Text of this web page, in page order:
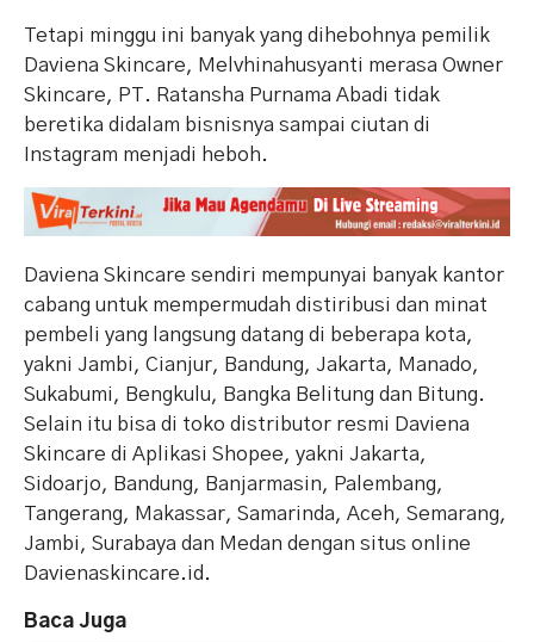
Tetapi minggu ini banyak yang dihebohnya pemilik
Daviena Skincare, Melvhinahusyanti merasa Owner
Skincare, PT. Ratansha Purnama Abadi tidak
beretika didalam bisnisnya sampai ciutan di
Instagram menjadi heboh.
Daviena Skincare sendiri mempunyai banyak kantor
cabang untuk mempermudah distiribusi dan minat
pembeli yang langsung datang di beberapa kota,
yakni Jambi, Cianjur, Bandung, Jakarta, Manado,
Sukabumi, Bengkulu, Bangka Belitung dan Bitung.
Selain itu bisa di toko distributor resmi Daviena
Skincare di Aplikasi Shopee, yakni Jakarta,
Sidoarjo, Bandung, Banjarmasin, Palembang,
Tangerang, Makassar, Samarinda, Aceh, Semarang,
Jambi, Surabaya dan Medan dengan situs online
Davienaskincare.id.
Baca Juga